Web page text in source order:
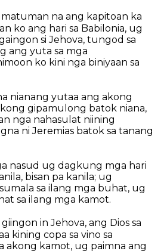
na ang kapitoan ka
ko ang hari sa Babilonia, ug
si Jehova, tungod sa
ang yuta sa mga
ko kini nga biniyaan sa
nianang yutaa ang akong
gipamulong batok niana,
nga nahasulat niining
ni Jeremias batok sa tanang
nasud ug dagkung mga hari
bisan pa kanila; ug
sa ilang mga buhat, ug
sa ilang mga kamot.
in Jehova, ang Dios sa
kining copa sa vino sa
akong kamot, ug paimna ang